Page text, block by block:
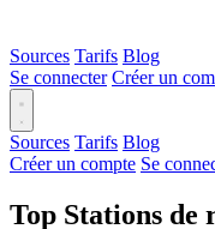
Sources Tarifs Blog
Se connecter Créer un
Sources Tarifs Blog
Créer un compte Se
Top Stations